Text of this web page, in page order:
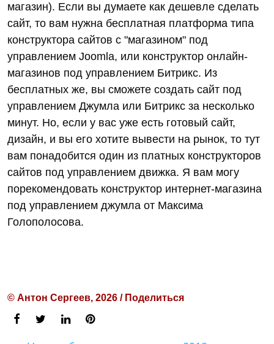
магазин). Если вы думаете как дешевле сделать
сайт, то вам нужна бесплатная платформа типа
конструктора сайтов с "магазином" под
управлением Joomla, или конструктор онлайн-
магазинов под управлением Битрикс. Из
бесплатных же, вы сможете создать сайт под
управлением Джумла или Битрикс за несколько
минут. Но, если у вас уже есть готовый сайт,
дизайн, и вы его хотите вывести на рынок, то тут
вам понадобится один из платных конструкторов
сайтов под управлением движка. Я вам могу
порекомендовать конструктор интернет-магазина
под управлением джумла от Максима
Голополосова.
© Антон Сергеев, 2026 / Поделиться